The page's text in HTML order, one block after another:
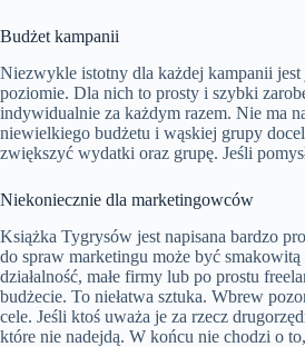
Budżet kampanii
Niezwykle istotny dla każdej kampanii
poziomie. Dla nich to prosty i szybki
indywidualnie za każdym razem. Nie ma
niewielkiego budżetu i wąskiej grupy
zwiększyć wydatki oraz grupę. Jeśli
Niekoniecznie dla marketingowców
Książka Tygrysów jest napisana bardzo
do spraw marketingu może być
działalność, małe firmy lub po prostu
budżecie. To niełatwa sztuka. Wbrew
cele. Jeśli ktoś uważa je za rzecz
które nie nadejdą. W końcu nie chodzi o